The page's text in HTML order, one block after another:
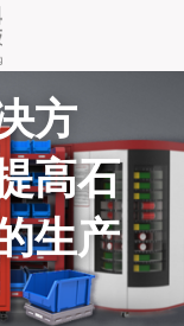
方
高石
生产